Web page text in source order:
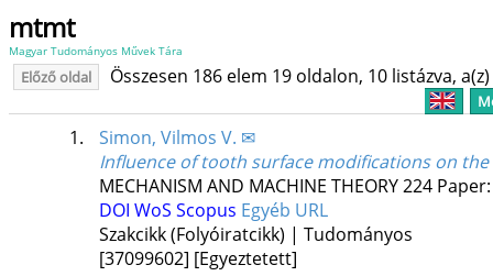
mtmt
Magyar Tudományos Művek Tára
Előző oldal Összesen 186 elem 19 oldalon, 10 listázva,
1.
Simon, Vilmos V. ✉
Influence of tooth surface modifications on
MECHANISM AND MACHINE THEORY224
DOI WoS Scopus Egyéb URL
Szakcikk (Folyóiratcikk) | Tudományos
[37099602] [Egyeztetett]